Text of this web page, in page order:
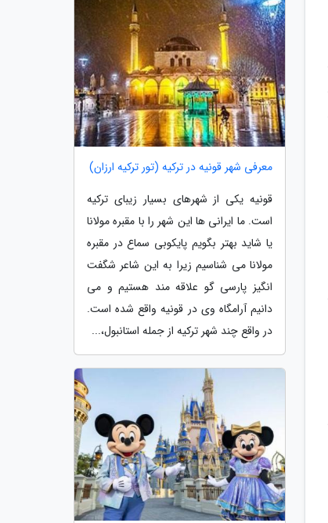
معرفی شهر قونیه در ترکیه (تور ترکیه ارزان)
قونیه یکی از شهرهای بسیار زیبای ترکیه
است. ما ایرانی ها این شهر را با مقبره مولانا
یا شاید بهتر بگویم پایکوبی سماع در مقبره
مولانا می شناسیم زیرا به این شاعر شگفت
انگیز پارسی گو علاقه مند هستیم و می
دانیم آرامگاه وی در قونیه واقع شده است.
در واقع چند شهر ترکیه از جمله استانبول،...